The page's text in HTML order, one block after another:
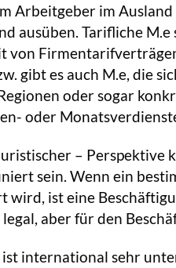
Arbeitgeber im
ausüben. Tarifliche M.e
von
gibt es auch M.e, die
oder sogar
oder
– Perspektive
sein. Wenn ein
wird, ist eine
aber für den
international sehr